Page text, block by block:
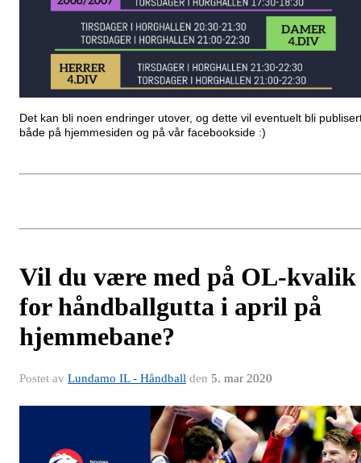
Det kan bli noen endringer utover, og dette vil eventuelt bli
både på hjemmesiden og på vår facebookside :)
Vil du være med på OL-kvalik
for håndballgutta i april på
hjemmebane?
Postet av Lundamo IL - Håndball den 5. mar 2020